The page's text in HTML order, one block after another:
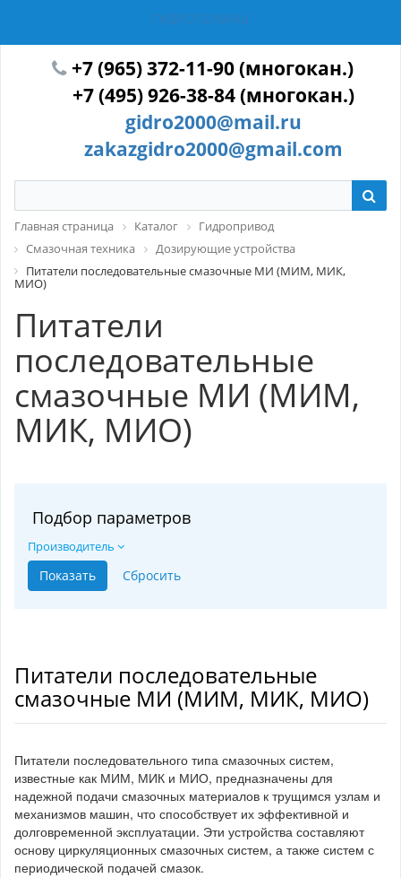
ГИДРОТЕХМАШ
+7 (965) 372-11-90 (многокан.)
+7 (495) 926-38-84 (многокан.)
gidro2000@mail.ru
zakazgidro2000@gmail.com
Главная страница Каталог
Гидропривод
Смазочная техника
Дозирующие устройства
Питатели последовательные смазочные МИ (МИМ, МИК,
МИО)
Питатели
последовательные
смазочные МИ (МИМ,
МИК, МИО)
Подбор параметров
Производитель
Питатели последовательные
смазочные МИ (МИМ, МИК, МИО)
Питатели последовательного типа смазочных систем,
известные как МИМ, МИК и МИО, предназначены для
надежной подачи смазочных материалов к трущимся узлам и
механизмов машин, что способствует их эффективной и
долговременной эксплуатации. Эти устройства составляют
основу циркуляционных смазочных систем, а также систем с
периодической подачей смазок.